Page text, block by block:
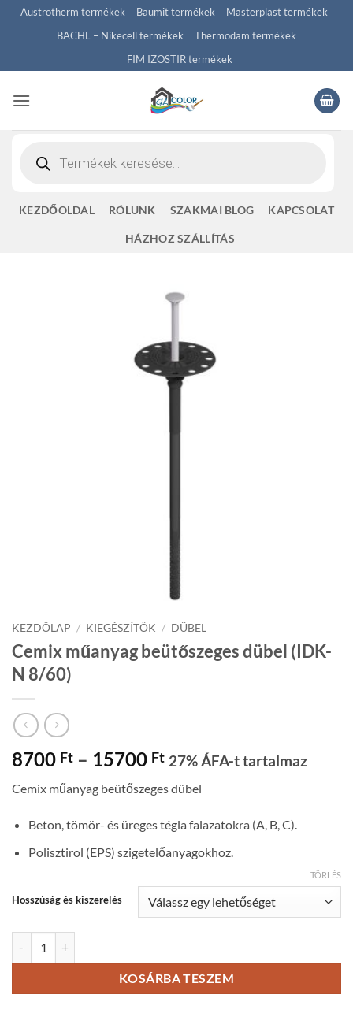
SkipAustrotherm termékek Baumit termékek
Masterplast termékek
BACHL – Nikecell termékek
Thermodam termékek
FIM IZOSTIR termékek
search
KEZDŐOLDAL RÓLUNK SZAKMAI BLOG KAPCSOLAT
HÁZHOZ SZÁLLÍTÁS
KEZDŐLAP / KIEGÉSZÍTŐK / DÜBEL
Cemix műanyag beütőszeges dübel (IDK-
N 8/60)
8700 Ft – 15700 FtÁrtartomány:
-
15700 Ft
27% ÁFA-t tartalmaz
Cemix műanyag beütőszeges dübel
Beton, tömör- és üreges tégla falazatokra (A, B, C).
Polisztirol (EPS) szigetelőanyagokhoz.
Hosszúság és kiszerelés
TÖRLÉS
KOSÁRBA TESZEM